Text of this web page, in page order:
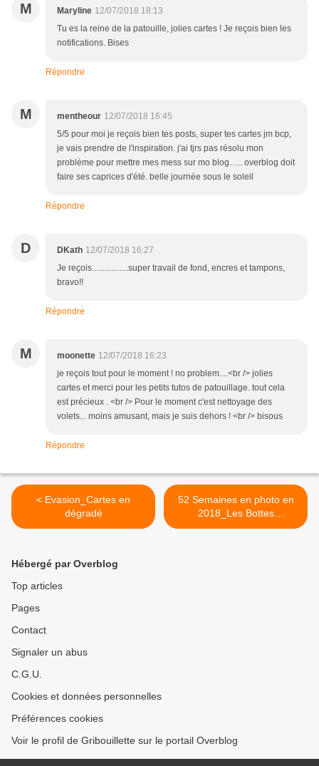
M Maryline 12/07/2018 18:13
Tu es la reine de la patouille, jolies cartes ! Je reçois bien les
notifications. Bises
Répondre
M mentheour 12/07/2018 16:45
5/5 pour moi je reçois bien tes posts, super tes cartes jm bcp,
je vais prendre de l'inspiration. j'ai tjrs pas résolu mon
problème pour mettre mes mess sur mo blog….. overblog doit
faire ses caprices d'été. belle journée sous le soleil
Répondre
D DKath 12/07/2018 16:27
Je reçois.................super travail de fond, encres et tampons,
bravo!!
Répondre
M moonette 12/07/2018 16:23
je reçois tout pour le moment ! no problem....<br /> jolies
cartes et merci pour les petits tutos de patouillage. tout cela
est précieux . <br /> Pour le moment c'est nettoyage des
volets... moins amusant, mais je suis dehors ! <br /> bisous
Répondre
< Evasion_Cartes en
dégradé
52 Semaines en photo en
2018_Les Bottes
Rouges_Thème#28_Plume
Hébergé par Overblog
Top articles
Pages
Contact
Signaler un abus
C.G.U.
Cookies et données personnelles
Préférences cookies
Voir le profil de Gribouillette sur le portail Overblog